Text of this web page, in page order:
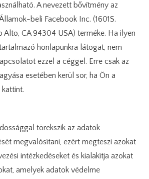
A nevezett bővítmény az
beli Facebook Inc. (1601S.
Alto, CA 94304 USA) terméke. Ha ilyen
honlapunkra látogat, nem
ezzel a céggel. Erre csak az
esetében kerül sor, ha Ön a
kattint.
törekszik az adatok
megvalósítani, ezért megteszi azokat
intézkedéseket és kialakítja azokat
amelyek adatok védelme